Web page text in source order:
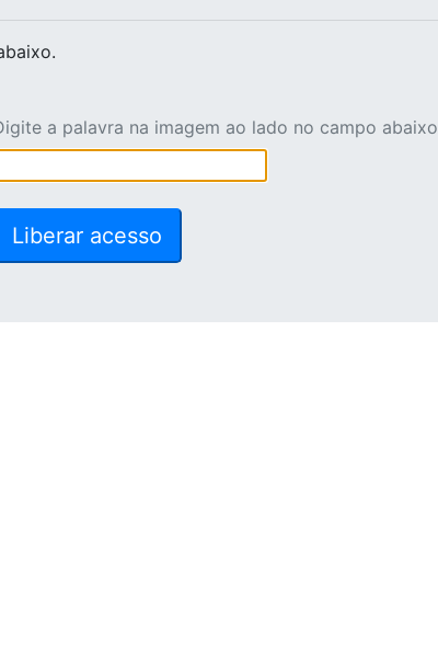
a palavra na imagem ao lado no campo abaixo